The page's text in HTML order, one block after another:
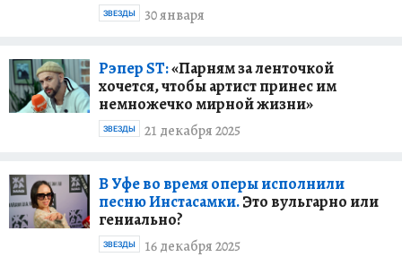
30 января
ЗВЕЗДЫ
Рэпер ST:«Парням за ленточкой
хочется, чтобы артист принес им
немножечко мирной жизни»
21 декабря 2025
ЗВЕЗДЫ
В Уфе во время оперы исполнили
песню Инстасамки.Это вульгарно или
гениально?
16 декабря 2025
ЗВЕЗДЫ